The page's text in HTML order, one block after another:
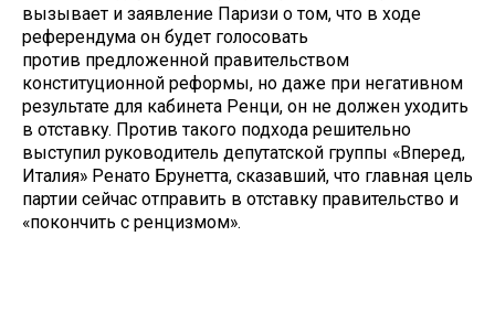
вызывает и заявление Паризи о том, что в ходе
референдума он будет голосовать
против предложенной правительством
конституционной реформы, но даже при негативном
результате для кабинета Ренци, он не должен уходить
в отставку. Против такого подхода решительно
выступил руководитель депутатской группы «Вперед,
Италия» Ренато Брунетта, сказавший, что главная цель
партии сейчас отправить в отставку правительство и
«покончить с ренцизмом».